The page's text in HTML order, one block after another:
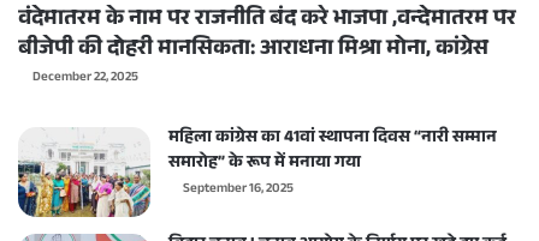
वंदेमातरम के नाम पर राजनीति बंद करे भाजपा ,वन्देमातरम पर
बीजेपी की दोहरी मानसिकता: आराधना मिश्रा मोना, कांग्रेस
December 22, 2025
महिला कांग्रेस का 41वां स्थापना दिवस “नारी सम्मान
समारोह” के रूप में मनाया गया
September 16, 2025